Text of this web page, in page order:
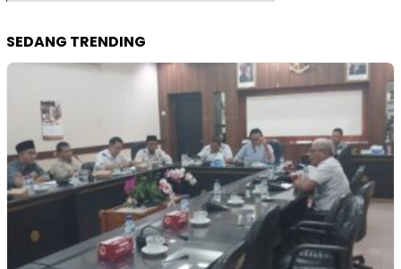
SEDANG TRENDING